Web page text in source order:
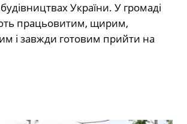
України. У громаді
працьовитим, щирим,
і завжди готовим прийти на